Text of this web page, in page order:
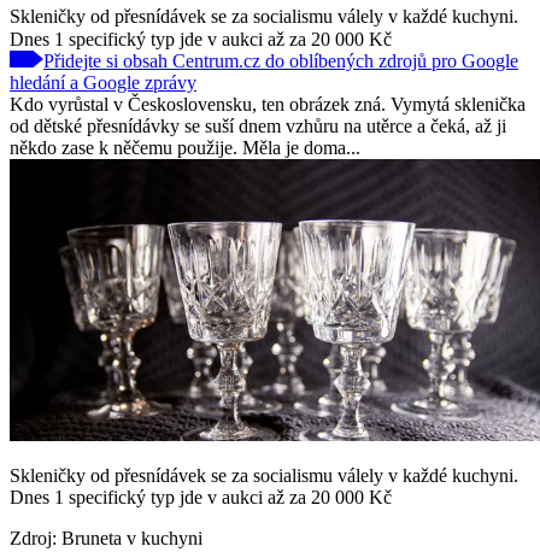
Skleničky od přesnídávek se za socialismu válely v každé kuchyni.
Dnes 1 specifický typ jde v aukci až za 20 000 Kč
Přidejte si obsah Centrum.cz do oblíbených zdrojů pro Google
hledání a Google zprávy
Kdo vyrůstal v Československu, ten obrázek zná. Vymytá sklenička
od dětské přesnídávky se suší dnem vzhůru na utěrce a čeká, až ji
někdo zase k něčemu použije. Měla je doma...
Skleničky od přesnídávek se za socialismu válely v každé kuchyni.
Dnes 1 specifický typ jde v aukci až za 20 000 Kč
Zdroj: Bruneta v kuchyni